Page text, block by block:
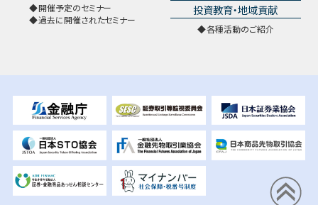
開催予定のセミナー
過去に開催されたセミナー
投資教育・地域貢献
各種活動のご紹介